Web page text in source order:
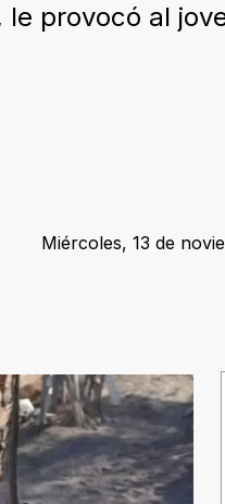
provocó al
Miércoles, 13 de